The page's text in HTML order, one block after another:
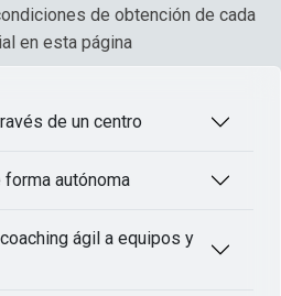
de obtención de cada
en esta página
de un centro
autónoma
ágil a equipos y